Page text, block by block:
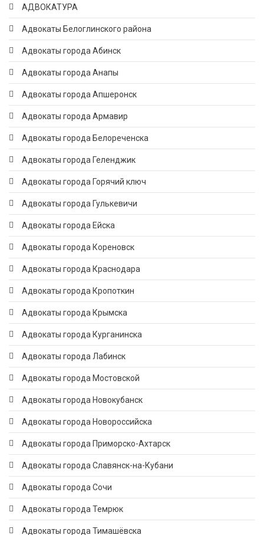
АДВОКАТУРА
Адвокаты Белоглинского района
Адвокаты города Абинск
Адвокаты города Анапы
Адвокаты города Апшеронск
Адвокаты города Армавир
Адвокаты города Белореченска
Адвокаты города Геленджик
Адвокаты города Горячий ключ
Адвокаты города Гулькевичи
Адвокаты города Ейска
Адвокаты города Кореновск
Адвокаты города Краснодара
Адвокаты города Кропоткин
Адвокаты города Крымска
Адвокаты города Курганинска
Адвокаты города Лабинск
Адвокаты города Мостовской
Адвокаты города Новокубанск
Адвокаты города Новороссийска
Адвокаты города Приморско-Ахтарск
Адвокаты города Славянск-на-Кубани
Адвокаты города Сочи
Адвокаты города Темрюк
Адвокаты города Тимашёвска